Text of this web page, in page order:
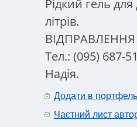
Рідкий гель
літрів.
ВІДПРАВЛЕННЯ
Тел.: (095) 687-
Надія.
Додати в портфель
Частний лист